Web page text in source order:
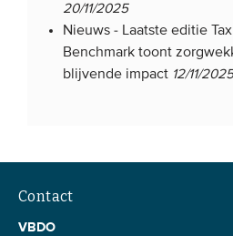
20/11/2025
Nieuws - Laatste editie
Benchmark toont
blijvende impact 12/11/
Contact
VBDO